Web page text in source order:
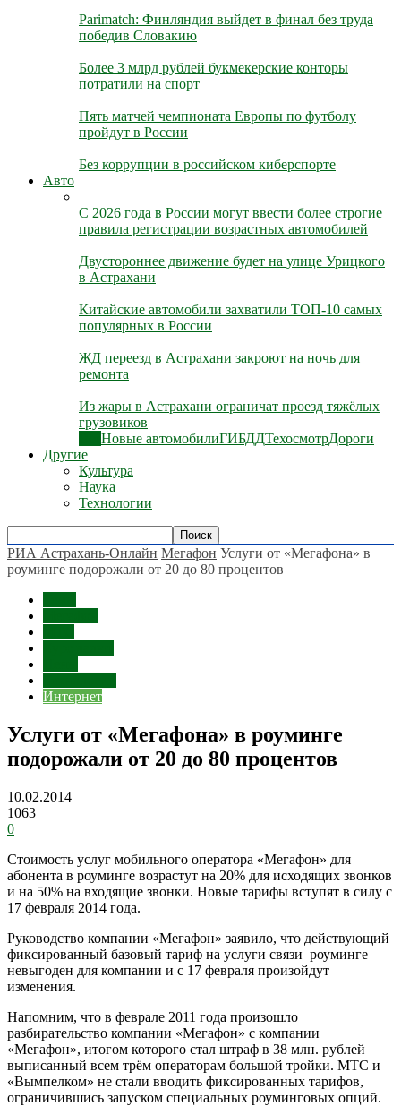
Parimatch: Финляндия выйдет в финал без труда
победив Словакию
Более 3 млрд рублей букмекерские конторы
потратили на спорт
Пять матчей чемпионата Европы по футболу
пройдут в России
Без коррупции в российском киберспорте
Авто
С 2026 года в России могут ввести более строгие
правила регистрации возрастных автомобилей
Двустороннее движение будет на улице Урицкого
в Астрахани
Китайские автомобили захватили ТОП-10 самых
популярных в России
ЖД переезд в Астрахани закроют на ночь для
ремонта
Из жары в Астрахани ограничат проезд тяжёлых
грузовиков
Новые автомобилиГИБДДТехосмотрДороги
Другие
Культура
Наука
Технологии
РИА Астрахань-Онлайн Мегафон Услуги от «Мегафона» в
роуминге подорожали от 20 до 80 процентов
Интернет
Услуги от «Мегафона» в роуминге
подорожали от 20 до 80 процентов
10.02.2014
1063
0
Стоимость услуг мобильного оператора «Мегафон» для
абонента в роуминге возрастут на 20% для исходящих звонков
и на 50% на входящие звонки. Новые тарифы вступят в силу с
17 февраля 2014 года.
Руководство компании «Мегафон» заявило, что действующий
фиксированный базовый тариф на услуги связи роуминге
невыгоден для компании и с 17 февраля произойдут
изменения.
Напомним, что в феврале 2011 года произошло
разбирательство компании «Мегафон» с компании
«Мегафон», итогом которого стал штраф в 38 млн. рублей
выписанный всем трём операторам большой тройки. МТС и
«Вымпелком» не стали вводить фиксированных тарифов,
ограничившись запуском специальных роуминговых опций.